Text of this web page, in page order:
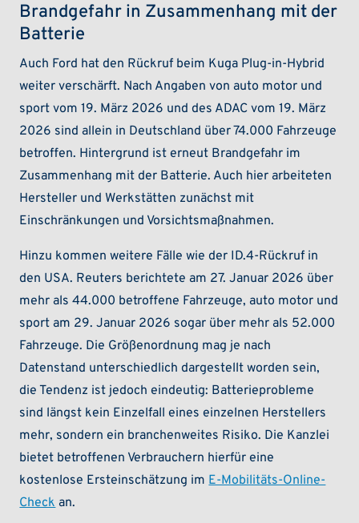
Brandgefahr in Zusammenhang mit der
Batterie
Auch Ford hat den Rückruf beim Kuga Plug-in-Hybrid
weiter verschärft. Nach Angaben von auto motor und
sport vom 19. März 2026 und des ADAC vom 19. März
2026 sind allein in Deutschland über 74.000 Fahrzeuge
betroffen. Hintergrund ist erneut Brandgefahr im
Zusammenhang mit der Batterie. Auch hier arbeiteten
Hersteller und Werkstätten zunächst mit
Einschränkungen und Vorsichtsmaßnahmen.
Hinzu kommen weitere Fälle wie der ID.4-Rückruf in
den USA. Reuters berichtete am 27. Januar 2026 über
mehr als 44.000 betroffene Fahrzeuge, auto motor und
sport am 29. Januar 2026 sogar über mehr als 52.000
Fahrzeuge. Die Größenordnung mag je nach
Datenstand unterschiedlich dargestellt worden sein,
die Tendenz ist jedoch eindeutig: Batterieprobleme
sind längst kein Einzelfall eines einzelnen Herstellers
mehr, sondern ein branchenweites Risiko. Die Kanzlei
bietet betroffenen Verbrauchern hierfür eine
kostenlose Ersteinschätzung imE-Mobilitäts-Online-
Checkan.